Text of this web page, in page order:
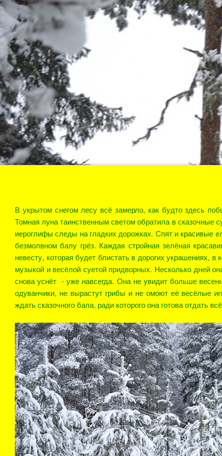
В укрытом снегом лесу всё замерло, как будто здесь
Томная луна таинственным светом обратила в сказочные
иероглифы следы на гладких дорожках. Спят и красивые
безмолвном балу грёз. Каждая стройная зелёная
невесту, которая будет блистать в дорогих украшениях,
музыкой и весёлой суетой придворных. Несколько дней
снова уснёт - уже навсегда. Она не увидит больше
одуванчики, не вырастут грибы и не омоют её весёлые
ждать сказочного бала, ради которого она готова отдать